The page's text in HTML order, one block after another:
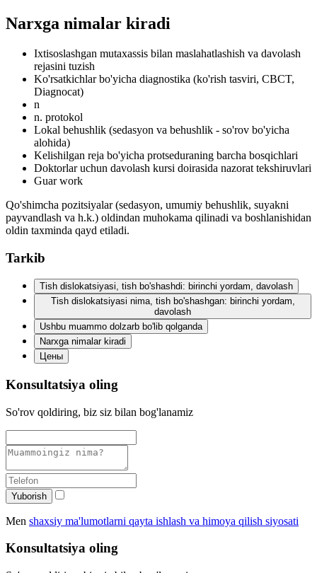
Narxga nimalar kiradi
Ixtisoslashgan mutaxassis bilan maslahatlashish va davolash
rejasini tuzish
Ko'rsatkichlar bo'yicha diagnostika (ko'rish tasviri, CBCT,
Diagnocat)
n
n. protokol
Lokal behushlik (sedasyon va behushlik - so'rov bo'yicha
alohida)
Kelishilgan reja bo'yicha protseduraning barcha bosqichlari
Doktorlar uchun davolash kursi doirasida nazorat tekshiruvlari
Guar work
Qo'shimcha pozitsiyalar (sedasyon, umumiy behushlik, suyakni
payvandlash va h.k.) oldindan muhokama qilinadi va boshlanishidan
oldin taxminda qayd etiladi.
Tarkib
Tish dislokatsiyasi, tish bo'shashdi: birinchi yordam, davolash
Tish dislokatsiyasi nima, tish bo'shashgan: birinchi yordam,
davolash
Ushbu muammo dolzarb bo'lib qolganda
Narxga nimalar kiradi
Цены
Konsultatsiya oling
So'rov qoldiring, biz siz bilan bog'lanamiz
Yuborish
Men shaxsiy ma'lumotlarni qayta ishlash va himoya qilish siyosati
Konsultatsiya oling